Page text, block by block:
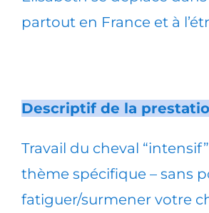
partout en France et à
Descriptif de la
Travail du cheval
thème spécifique – sans
fatiguer/surmener votre